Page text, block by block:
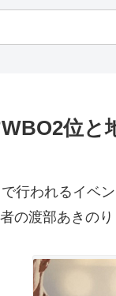
位と
行われるイベ
の渡部あきの